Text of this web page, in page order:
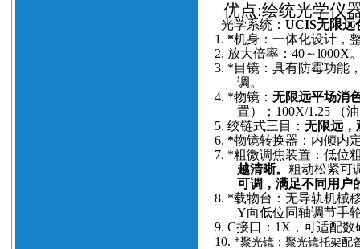
优点:绘统光学仪
光学系统： UCIS无限远
1. *机身：一体化设计，
2. 放大倍率：40～l000X
3. *目镜：具有防霉功能
调。
4. *物镜： 无限远平场消
置）；100X/1.25 （
5. 绞链式三目： 无限远，
6. *物镜转换器：内倾内
7. *粗微调焦装置：低位
越清晰。 粗动松紧可
可调，满足不同用户
8. *载物台：无导轨机械
Y向低位同轴调节手
9. C接口：1X，可适配
10. *聚光镜：聚光镜托架配